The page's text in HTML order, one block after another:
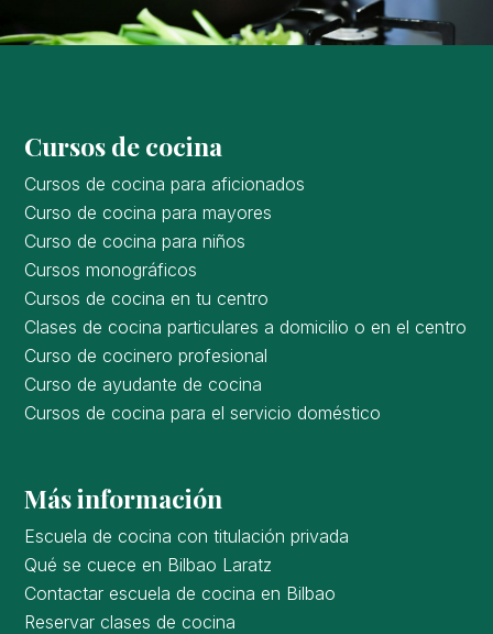
Cursos de cocina
Cursos de cocina para aficionados
Curso de cocina para mayores
Curso de cocina para niños
Cursos monográficos
Cursos de cocina en tu centro
Clases de cocina particulares a domicilio o en el centro
Curso de cocinero profesional
Curso de ayudante de cocina
Cursos de cocina para el servicio doméstico
Más información
Escuela de cocina con titulación privada
Qué se cuece en Bilbao Laratz
Contactar escuela de cocina en Bilbao
Reservar clases de cocina